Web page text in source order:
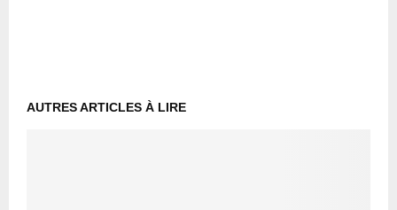
AUTRES ARTICLES À LIRE